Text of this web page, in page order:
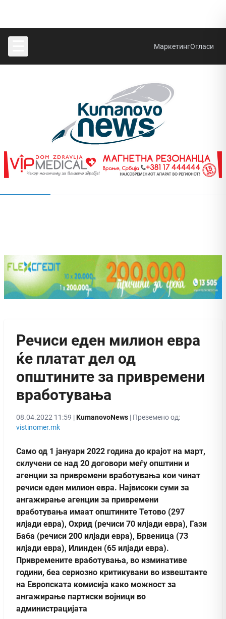
МаркетингОгласи
Речиси еден милион евра
ќе платат дел од
општините за привремени
вработувања
08.04.2022 11:59 |KumanovoNews | Преземено од:
vistinomer.mk
Само од 1 јануари 2022 година до крајот на март,
склучени се над 20 договори меѓу општини и
агенции за привремени вработувања кои чинат
речиси еден милион евра. Највисоки суми за
ангажирање агенции за привремени
вработувања имаат општините Тетово (297
илјади евра), Охрид (речиси 70 илјади евра), Гази
Баба (речиси 200 илјади евра), Брвеница (73
илјади евра), Илинден (65 илјади евра).
Привремените вработувања, во изминативе
години, беа сериозно критикувани во извештаите
на Европската комисија како можност за
ангажирање партиски војници во
администрацијата